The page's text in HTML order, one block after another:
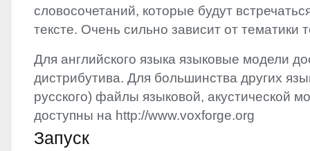
словосочетаний, которые будут
тексте. Очень сильно зависит от тематики
Для английского языка языковые модели
дистрибутива. Для большинства других
русского) файлы языковой, акустической
доступны на http://www.voxforge.org
Запуск